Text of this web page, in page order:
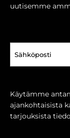
uutisemme
(Pakollinen)
Käytämme
ajankohtaisista
tarjouksista